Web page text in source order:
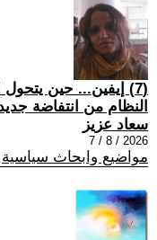
(7) إيفين... حين
النظام من انتفاضة
سعاد عزيز
2026 / 8 / 7
مواضيع وابحاث سياسية